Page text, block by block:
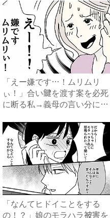
「えー嫌です…！ムリムリ
ぃ！」合い鍵を渡す案を必死
に断る私→義母の言い分にあ
「なんてヒドイことをする
の！？」娘のモラハラ被害を